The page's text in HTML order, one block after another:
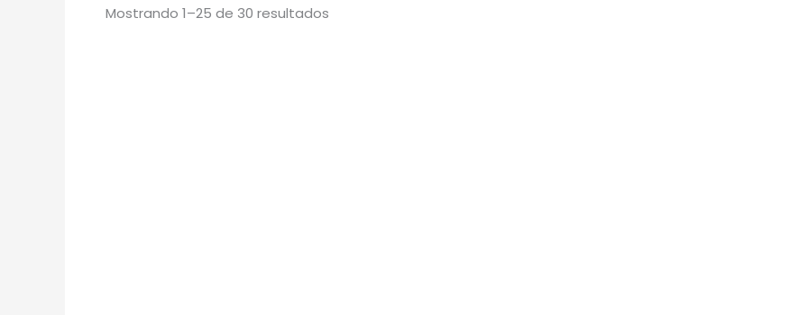
Mostrando 1–25 de 30 resultados